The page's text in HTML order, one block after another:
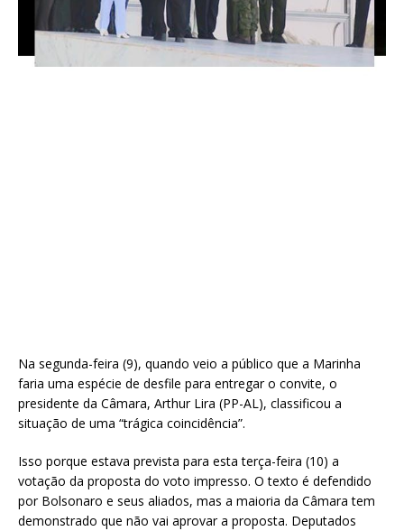
Na segunda-feira (9), quando veio a público que a Marinha
faria uma espécie de desfile para entregar o convite, o
presidente da Câmara, Arthur Lira (PP-AL), classificou a
situação de uma “trágica coincidência”.
Isso porque estava prevista para esta terça-feira (10) a
votação da proposta do voto impresso. O texto é defendido
por Bolsonaro e seus aliados, mas a maioria da Câmara tem
demonstrado que não vai aprovar a proposta. Deputados